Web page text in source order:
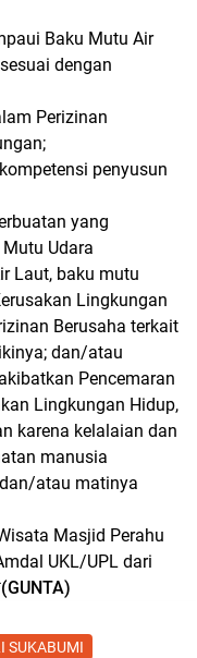
Baku Mutu Air
dengan
Perizinan
penyusun
yang
Udara
Laut, baku mutu
Lingkungan
Berusaha terkait
dan/atau
Pencemaran
Lingkungan Hidup,
karena kelalaian dan
manusia
atau matinya
Masjid Perahu
UKL/UPL dari
SUKABUMI